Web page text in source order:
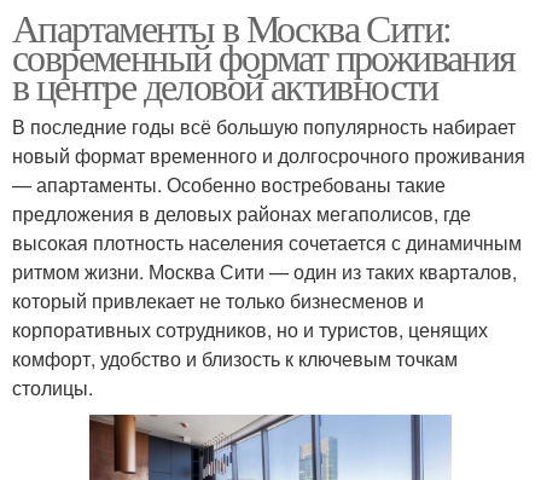
Апартаменты в Москва Сити:
современный формат проживания
в центре деловой активности
В последние годы всё большую популярность набирает
новый формат временного и долгосрочного проживания
— апартаменты. Особенно востребованы такие
предложения в деловых районах мегаполисов, где
высокая плотность населения сочетается с динамичным
ритмом жизни. Москва Сити — один из таких кварталов,
который привлекает не только бизнесменов и
корпоративных сотрудников, но и туристов, ценящих
комфорт, удобство и близость к ключевым точкам
столицы.